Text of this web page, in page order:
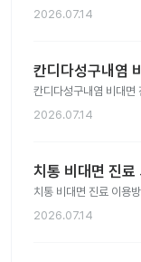
2026.07.14
칸디다성구내염
칸디다성구내염 비대면
2026.07.14
치통 비대면 진
치통 비대면 진료 이용
2026.07.14